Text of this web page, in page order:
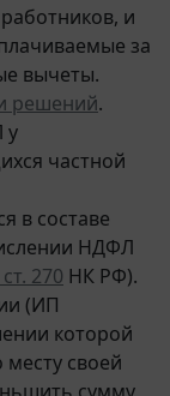
и
за
вычеты.
решений.
у
частной
в составе
НДФЛ
270 НК РФ).
(ИП
которой
своей